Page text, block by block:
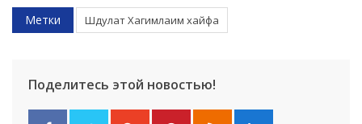
Метки Шдулат Хагимлаим хайфа
Поделитесь этой новостью!